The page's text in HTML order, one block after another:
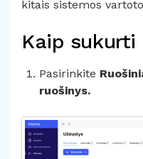
kitais sistemos
Kaip sukurti
Pasirinkite
ruošinys.